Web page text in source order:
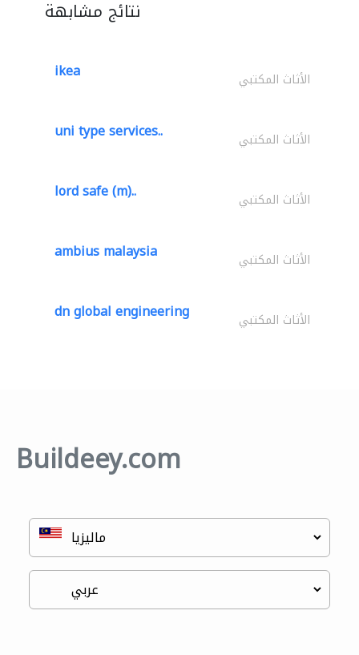
نتائج مشابهة
ikea الأثاث المكتبي
uni type services.. الأثاث المكتبي
lord safe (m).. الأثاث المكتبي
ambius malaysia الأثاث المكتبي
dn global engineering الأثاث المكتبي
Buildeey.com